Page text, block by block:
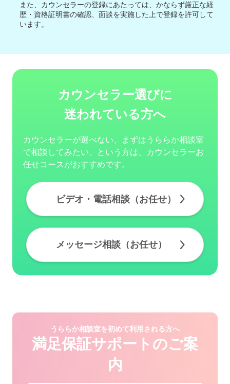
また、カウンセラーの登録にあたっては、かならず厳正な経
歴・資格証明書の確認、面談を実施した上で登録を許可して
います。
カウンセラー選びに
迷われている方へ
カウンセラーが選べない、まずはうららか相談室
で相談してみたい、という方は、カウンセラーお
任せコースがおすすめです。
ビデオ・電話相談（お任せ）
メッセージ相談（お任せ）
うららか相談室を初めて利用される方へ
満足保証サポートのご案
内